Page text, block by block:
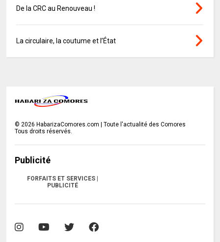
De la CRC au Renouveau !
La circulaire, la coutume et l’État
©2026 HabarizaComores.com | Toute l'actualité des Comores
Tous droits réservés.
Publicité
FORFAITS ET SERVICES |
PUBLICITÉ